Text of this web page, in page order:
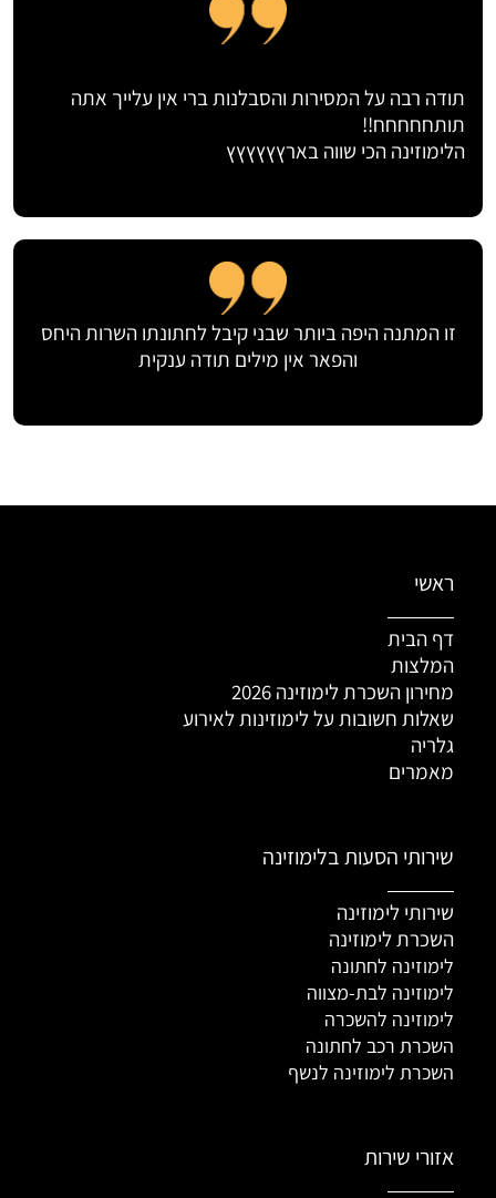
תודה רבה על המסירות והסבלנות ברי אין עלייך אתה
תותחחחחח!!
הלימוזינה הכי שווה בארץץץץץץ
זו המתנה היפה ביותר שבני קיבל לחתונתו השרות היחס
והפאר אין מילים תודה ענקית
ראשי
דף הבית
המלצות
מחירון השכרת לימוזינה 2026
שאלות חשובות על לימוזינות לאירוע
גלריה
מאמרים
שירותי הסעות בלימוזינה
שירותי לימוזינה
השכרת לימוזינה
לימוזינה לחתונה
לימוזינה לבת-מצווה
לימוזינה להשכרה
השכרת רכב לחתונה
השכרת לימוזינה לנשף
אזורי שירות